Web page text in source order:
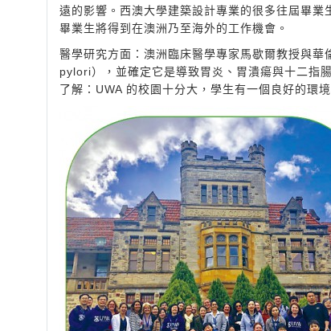
遠的影響。西澳大學建築設計專業的很多往屆畢
畢業生將得到在澳洲乃至海外的工作機會。
醫學研究方面：澳洲臨床醫學專家馬歇爾教授與
pylori），並確定它是導致胃炎、胃潰瘍與十二指
了解：UWA 的校園十分大，學生有一個良好的環境